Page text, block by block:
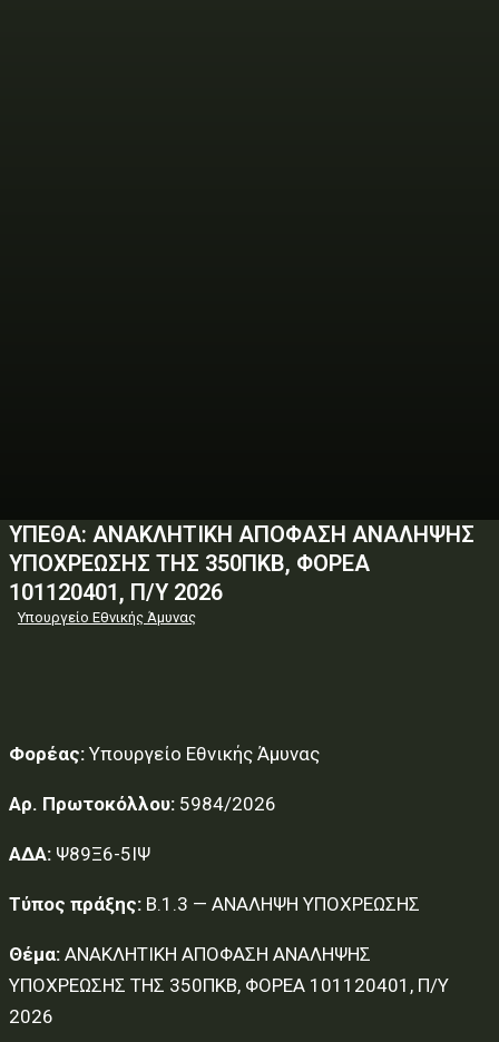
ΥΠΕΘΑ: ΑΝΑΚΛΗΤΙΚΗ ΑΠΟΦΑΣΗ ΑΝΑΛΗΨΗΣ
ΥΠΟΧΡΕΩΣΗΣ ΤΗΣ 350ΠΚΒ, ΦΟΡΕΑ
101120401, Π/Υ 2026
Υπουργείο Εθνικής Άμυνας
Φορέας: Υπουργείο Εθνικής Άμυνας
Αρ. Πρωτοκόλλου: 5984/2026
ΑΔΑ: Ψ89Ξ6-5ΙΨ
Τύπος πράξης: Β.1.3 — ΑΝΑΛΗΨΗ ΥΠΟΧΡΕΩΣΗΣ
Θέμα: ΑΝΑΚΛΗΤΙΚΗ ΑΠΟΦΑΣΗ ΑΝΑΛΗΨΗΣ
ΥΠΟΧΡΕΩΣΗΣ ΤΗΣ 350ΠΚΒ, ΦΟΡΕΑ 101120401, Π/Υ
2026